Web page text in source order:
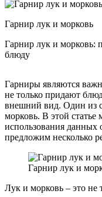
Гарнир лук и морковь
Гарнир лук и морковь:
блюду
Гарниры являются
не только придают
внешний вид. Один из
морковь. В этой
использования данных
предложим несколько
Гарнир лук и
Лук и морковь – это не